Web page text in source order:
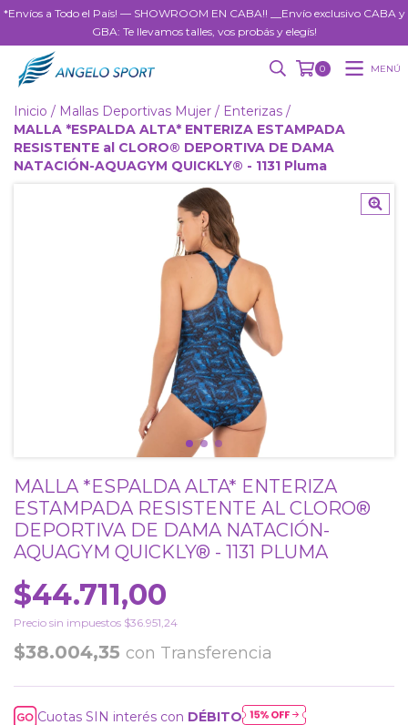
*Envíos a Todo el País! — SHOWROOM EN CABA!! __Envío exclusivo CABA y
GBA: Te llevamos talles, vos probás y elegís!
0 MENÚ
Inicio / Mallas Deportivas Mujer / Enterizas /
MALLA *ESPALDA ALTA* ENTERIZA ESTAMPADA
RESISTENTE al CLORO® DEPORTIVA DE DAMA
NATACIÓN-AQUAGYM QUICKLY® - 1131 Pluma
MALLA *ESPALDA ALTA* ENTERIZA
ESTAMPADA RESISTENTE AL CLORO®
DEPORTIVA DE DAMA NATACIÓN-
AQUAGYM QUICKLY® - 1131 PLUMA
$44.711,00
Precio sin impuestos $36.951,24
$38.004,35 con Transferencia
Cuotas SIN interés con DÉBITO